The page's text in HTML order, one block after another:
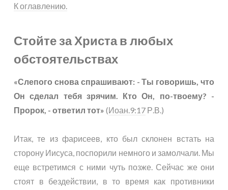
К оглавлению.
Стойте за Христа в любых
обстоятельствах
«Слепого снова спрашивают: - Ты говоришь, что
Он сделал тебя зрячим. Кто Он, по-твоему? -
Пророк, - ответил тот» (Иоан.9:17 Р.В.)
Итак, те из фарисеев, кто был склонен встать на
сторону Иисуса, поспорили немного и замолчали. Мы
еще встретимся с ними чуть позже. Сейчас же они
стоят в бездействии, в то время как противники